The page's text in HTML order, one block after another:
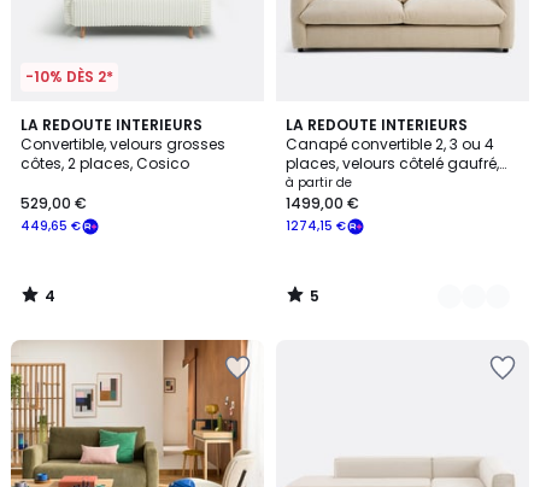
-10% DÈS 2*
LA REDOUTE INTERIEURS
Convertible, velours grosses
côtes, 2 places, Cosico
€
souscrivez
notre
programme
à
la
place
449,65
€.
449,65 €
529,00 €
4
/
5
4
/
LA REDOUTE INTERIEURS
Canapé convertible 2, 3 ou 4
places, velours côtelé gaufré,
YDE
à partir de
1274,15 €
1499,00 €
5
/
5
8
Couleurs
5
/